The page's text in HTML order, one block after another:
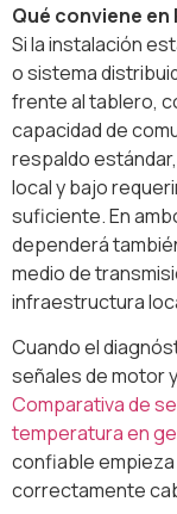
Qué conviene en
Si la instalación
o sistema
frente al tablero,
capacidad de
respaldo
local y bajo
suficiente. En
dependerá
medio de
infraestructura
Cuando el
señales de motor
Comparativa de
temperatura en
confiable
correctamente